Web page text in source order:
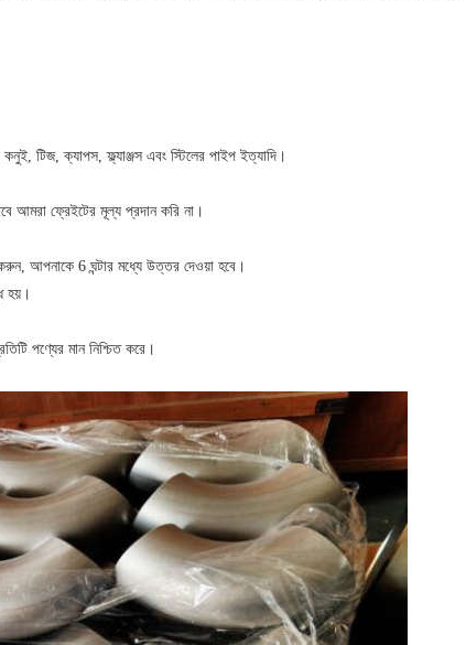
টিজ, ক্যাপস, ফ্ল্যাঞ্জস এবং স্টিলের পাইপ ইত্যাদি।
আমরা ফ্রেইটের মূল্য প্রদান করি না।
আপনাকে 6 ঘন্টার মধ্যে উত্তর দেওয়া হবে।
হয়।
পণ্যের মান নিশ্চিত করে।